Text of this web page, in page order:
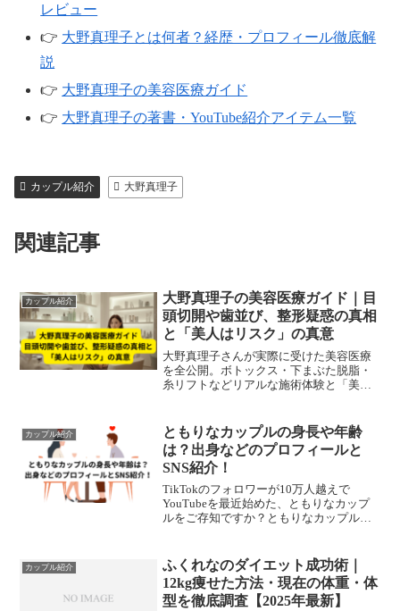
レビュー
👉 大野真理子とは何者？経歴・プロフィール徹底解
説
👉 大野真理子の美容医療ガイド
👉 大野真理子の著書・YouTube紹介アイテム一覧
カップル紹介 大野真理子
関連記事
カップル紹介
大野真理子の美容医療ガイド｜目
頭切開や歯並び、整形疑惑の真相
と「美人はリスク」の真意
大野真理子さんが実際に受けた美容医療
を全公開。ボトックス・下まぶた脱脂・
糸リフトなどリアルな施術体験と「美人
カップル紹介
ともりなカップルの身長や年齢
は？出身などのプロフィールと
SNS紹介！
TikTokのフォロワーが10万人越えで
YouTubeを最近始めた、ともりなカップ
ルをご存知ですか？ともりなカップルの
YouTube、Instagramを紹介。
カップル紹介
ふくれなのダイエット成功術｜
12kg痩せた方法・現在の体重・体
型を徹底調査【2025年最新】